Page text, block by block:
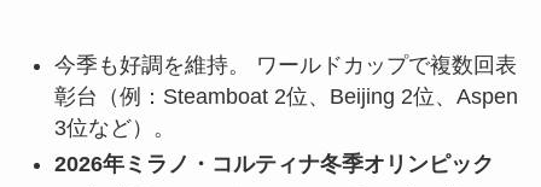
今季も好調を維持。 ワールドカップで複数回表
彰台（例：Steamboat 2位、Beijing 2位、Aspen
3位など）。
2026年ミラノ・コルティナ冬季オリンピック